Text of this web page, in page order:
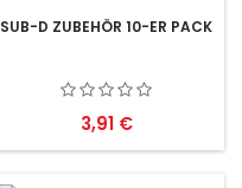
SUB-D ZUBEHÖR 10-ER PACK
Preis
3,91 €